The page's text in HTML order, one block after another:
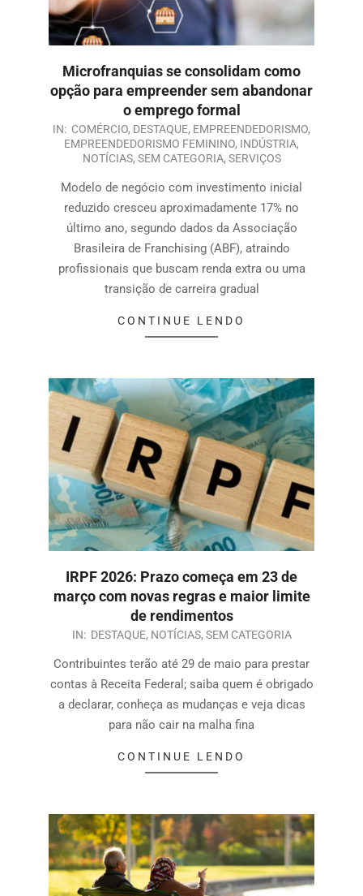
Microfranquias se consolidam como
opção para empreender sem abandonar
o emprego formal
IN: COMÉRCIO, DESTAQUE, EMPREENDEDORISMO,
EMPREENDEDORISMO FEMININO, INDÚSTRIA,
NOTÍCIAS, SEM CATEGORIA, SERVIÇOS
Modelo de negócio com investimento inicial
reduzido cresceu aproximadamente 17% no
último ano, segundo dados da Associação
Brasileira de Franchising (ABF), atraindo
profissionais que buscam renda extra ou uma
transição de carreira gradual
CONTINUE LENDO
IRPF 2026: Prazo começa em 23 de
março com novas regras e maior limite
de rendimentos
IN: DESTAQUE, NOTÍCIAS, SEM CATEGORIA
Contribuintes terão até 29 de maio para prestar
contas à Receita Federal; saiba quem é obrigado
a declarar, conheça as mudanças e veja dicas
para não cair na malha fina
CONTINUE LENDO